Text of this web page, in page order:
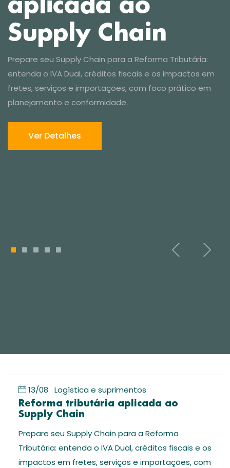
1 2 3 4 5
13/08 Logística e suprimentos
Reforma tributária aplicada ao
Supply Chain
Prepare seu Supply Chain para a Reforma
Tributária: entenda o IVA Dual, créditos fiscais e os
impactos em fretes, serviços e importações, com